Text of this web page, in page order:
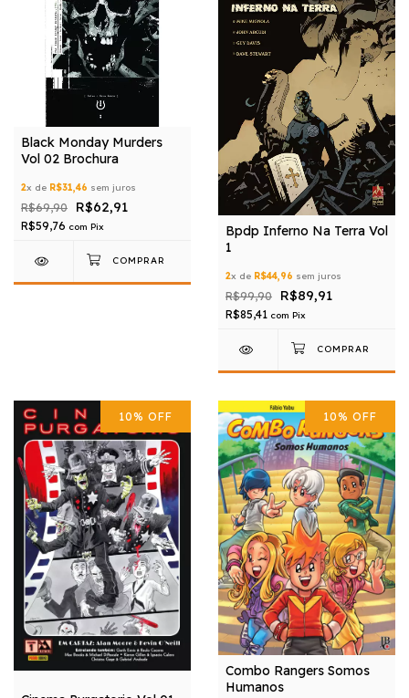
Black Monday Murders
Vol 02 Brochura
2x de R$31,46 sem juros
R$69,90 R$62,91
R$59,76 com Pix
Bpdp Inferno Na Terra Vol
1
2x de R$44,96 sem juros
R$99,90 R$89,91
R$85,41 com Pix
10% OFF 10% OFF
Combo Rangers Somos
Humanos